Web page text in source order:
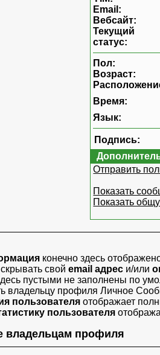
Email:
Вебсайт:
Текущий
статус:
Пол:
Возраст:
Время:
Язык:
Подпись:
Отправить
Показать
Показать
конечно здесь
свой email адреси/или
пустыми не заполнены по
владельцу профиля Личное
пользователяотображает
пользователя
владельцам профиля